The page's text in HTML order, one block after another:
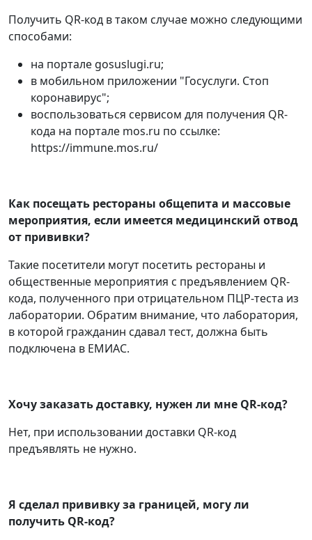
Получить QR-код в таком случае можно следующими
способами:
на портале gosuslugi.ru;
в мобильном приложении "Госуслуги. Стоп
коронавирус";
воспользоваться сервисом для получения QR-
кода на портале mos.ru по ссылке:
https://immune.mos.ru/
Как посещать рестораны общепита и массовые
мероприятия, если имеется медицинский отвод
от прививки?
Такие посетители могут посетить рестораны и
общественные мероприятия с предъявлением QR-
кода, полученного при отрицательном ПЦР-теста из
лаборатории. Обратим внимание, что лаборатория,
в которой гражданин сдавал тест, должна быть
подключена в ЕМИАС.
Хочу заказать доставку, нужен ли мне QR-код?
Нет, при использовании доставки QR-код
предъявлять не нужно.
Я сделал прививку за границей, могу ли
получить QR-код?